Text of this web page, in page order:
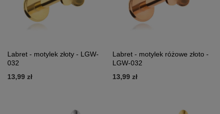
Labret - motylek złoty - LGW-
032
13,99 zł
Labret - motylek różowe złoto -
LGW-032
13,99 zł